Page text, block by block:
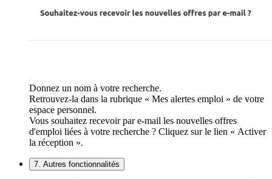
Donnez un nom à votre recherche.
Retrouvez-la dans la rubrique « Mes alertes emploi » de votre
espace personnel.
Vous souhaitez recevoir par e-mail les nouvelles offres
d'emploi liées à votre recherche ? Cliquez sur le lien « Activer
la réception ».
7. Autres fonctionnalités